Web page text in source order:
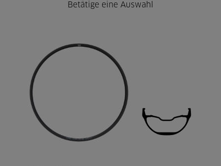
Betätige eine Auswahl